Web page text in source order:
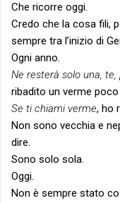
Che ricorre oggi.
Credo che la cosa fili,
sempre tra l’inizio di
Ogni anno.
Ne resterà solo una,
ribadito un verme
Se ti chiami verme, ho
Non sono vecchia e
dire.
Sono solo sola.
Oggi.
Non è sempre stato